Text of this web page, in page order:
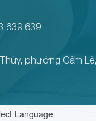
639 639
phường Cẩm